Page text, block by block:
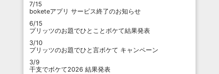
7/15
boketeアプリ サービス終了のお知らせ
6/15
プリッツのお題でひとことボケて結果発表
3/10
プリッツのお題でひと言ボケて キャンペーン
3/9
干支でボケて2026 結果発表